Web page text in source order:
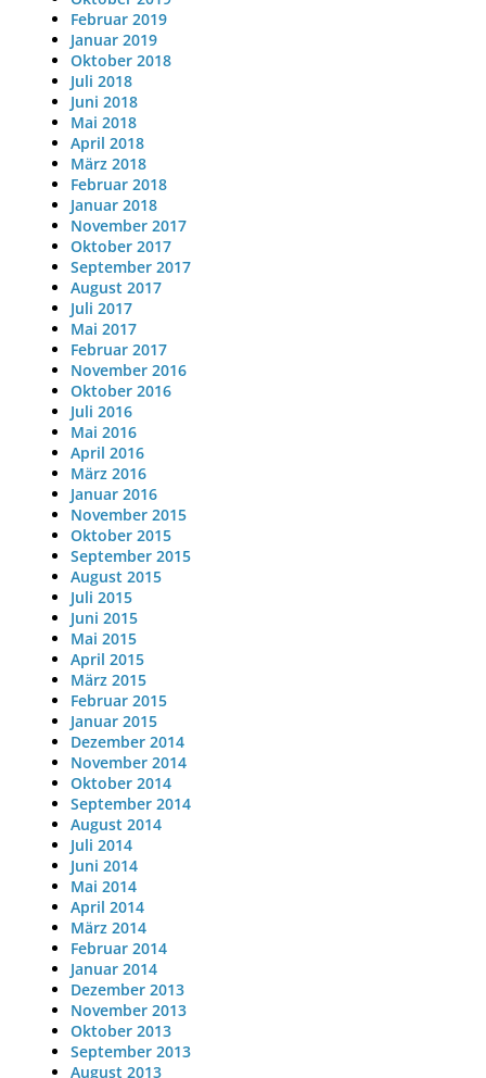
Februar 2019
Januar 2019
Oktober 2018
Juli 2018
Juni 2018
Mai 2018
April 2018
März 2018
Februar 2018
Januar 2018
November 2017
Oktober 2017
September 2017
August 2017
Juli 2017
Mai 2017
Februar 2017
November 2016
Oktober 2016
Juli 2016
Mai 2016
April 2016
März 2016
Januar 2016
November 2015
Oktober 2015
September 2015
August 2015
Juli 2015
Juni 2015
Mai 2015
April 2015
März 2015
Februar 2015
Januar 2015
Dezember 2014
November 2014
Oktober 2014
September 2014
August 2014
Juli 2014
Juni 2014
Mai 2014
April 2014
März 2014
Februar 2014
Januar 2014
Dezember 2013
November 2013
Oktober 2013
September 2013
August 2013